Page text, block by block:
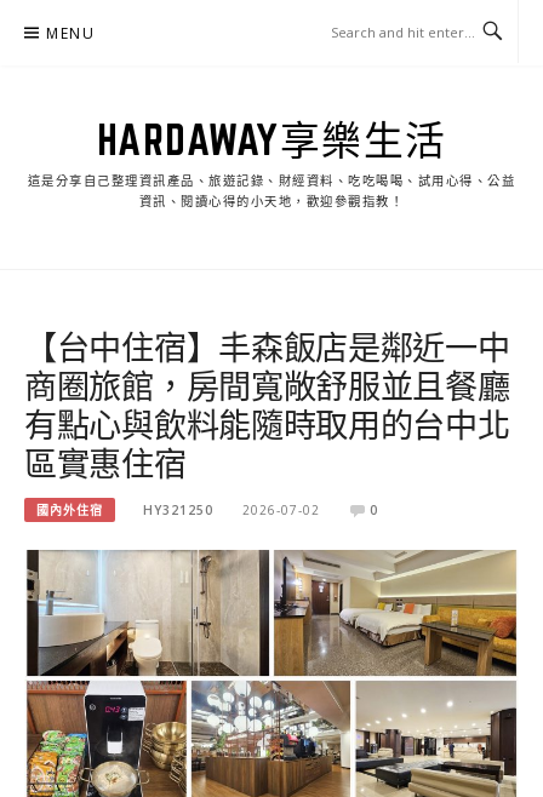
MENU
HARDAWAY享樂生活
這是分享自己整理資訊產品、旅遊記錄、財經資料、吃吃喝喝、試用心得、公益
資訊、閱讀心得的小天地，歡迎參觀指教！
【台中住宿】丰森飯店是鄰近一中
商圈旅館，房間寬敞舒服並且餐廳
有點心與飲料能隨時取用的台中北
區實惠住宿
國內外住宿 HY321250 2026-07-02 0